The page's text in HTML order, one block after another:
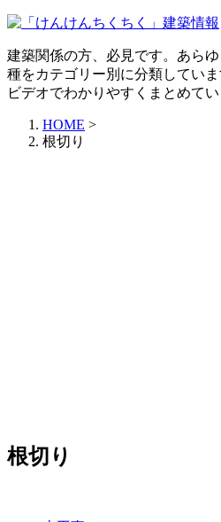
建築関係の方、必見です。あら
種をカテゴリー別に分類してい
ビデオでわかりやすくまとめてい
HOME >
根切り
根切り